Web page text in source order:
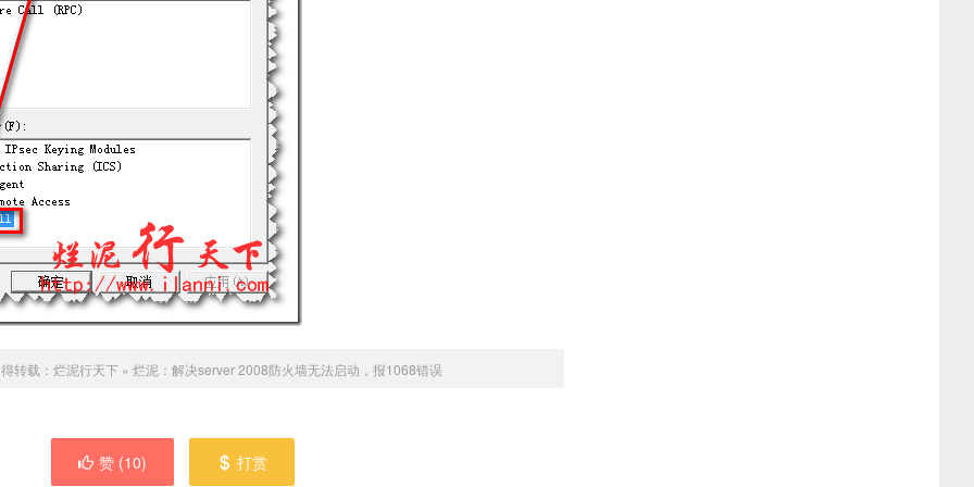
转载： 烂泥行天下 » 烂泥：解决server 2008防火墙无法启动，报1068错误
赞 (10) 打赏